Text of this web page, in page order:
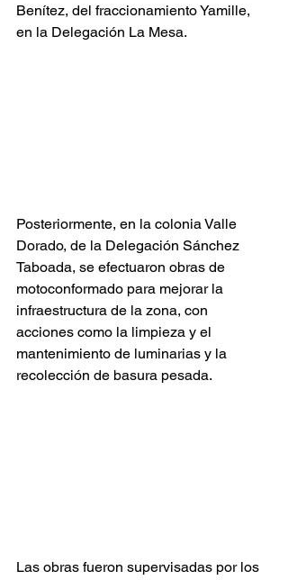
Benítez, del fraccionamiento Yamille,
en la Delegación La Mesa.
Posteriormente, en la colonia Valle
Dorado, de la Delegación Sánchez
Taboada, se efectuaron obras de
motoconformado para mejorar la
infraestructura de la zona, con
acciones como la limpieza y el
mantenimiento de luminarias y la
recolección de basura pesada.
Las obras fueron supervisadas por los